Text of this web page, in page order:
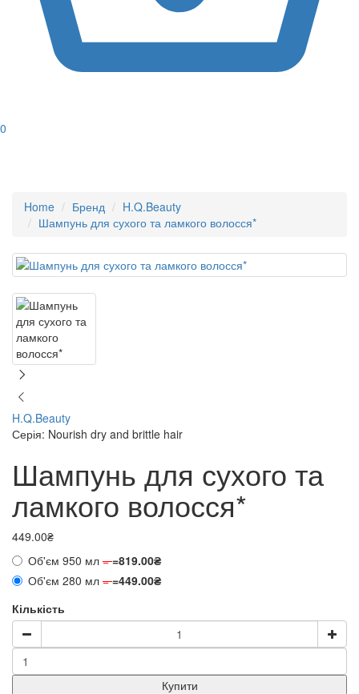
0
Home Бренд
H.Q.Beauty
Шампунь для сухого та ламкого волосся*
H.Q.Beauty
Серія: Nourish dry and brittle hair
Шампунь для сухого та
ламкого волосся*
449.00₴
Об'єм 950 мл ==819.00₴
Об'єм 280 мл ==449.00₴
Кількість
Купити